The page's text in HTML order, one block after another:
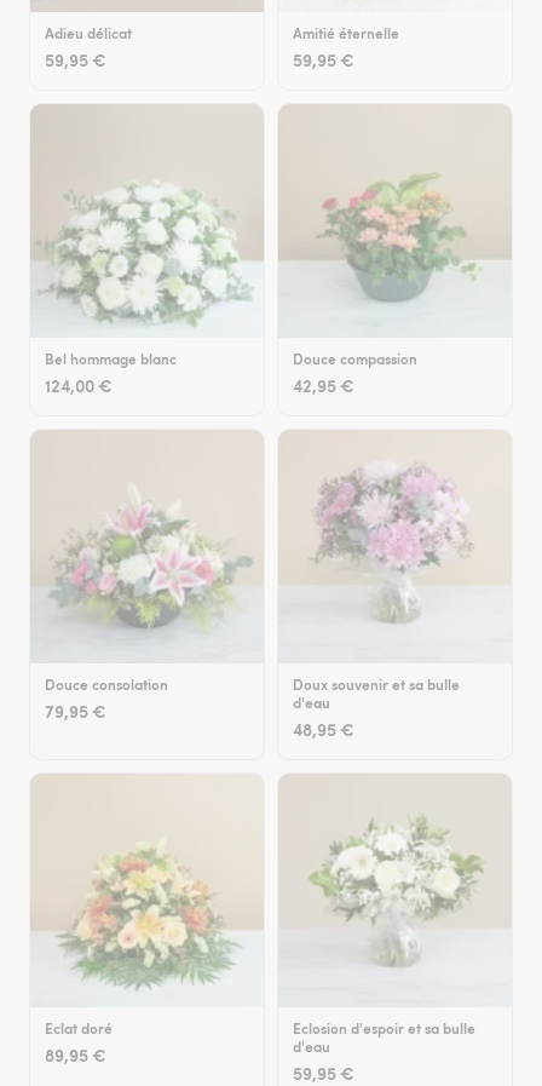
Adieu délicat
59,95 €
Amitié éternelle
59,95 €
Bel hommage blanc
124,00 €
Douce compassion
42,95 €
Douce consolation
79,95 €
Doux souvenir et sa bulle
d'eau
48,95 €
Eclat doré
89,95 €
Eclosion d'espoir et sa bulle
d'eau
59,95 €